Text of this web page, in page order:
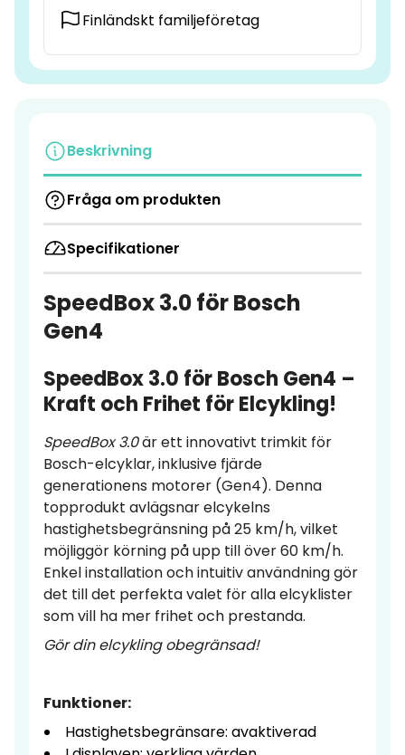
Finländskt familjeföretag
Beskrivning
Fråga om produkten
Specifikationer
SpeedBox 3.0 för Bosch
Gen4
SpeedBox 3.0 för Bosch Gen4 –
Kraft och Frihet för Elcykling!
SpeedBox 3.0är ett innovativt trimkit för
Bosch-elcyklar, inklusive fjärde
generationens motorer (Gen4). Denna
topprodukt avlägsnar elcykelns
hastighetsbegränsning på 25 km/h, vilket
möjliggör körning på upp till över 60 km/h.
Enkel installation och intuitiv användning gör
det till det perfekta valet för alla elcyklister
som vill ha mer frihet och prestanda.
Gör din elcykling obegränsad!
Funktioner:
Hastighetsbegränsare: avaktiverad